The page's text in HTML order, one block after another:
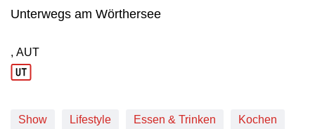
Unterwegs am Wörthersee
Produktionsland: AUT
, AUT
Show Lifestyle Essen & Trinken Kochen